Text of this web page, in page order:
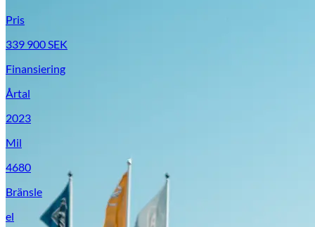
Pris
339 900SEK
Finansiering
Årtal
2023
Mil
4680
Bränsle
el